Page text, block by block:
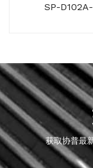
SP-
获取协普最